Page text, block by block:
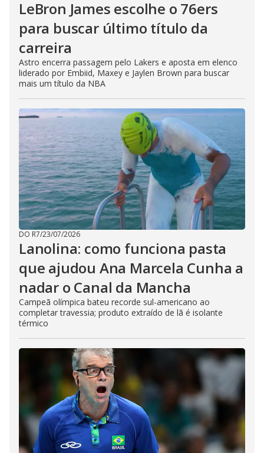
LeBron James escolhe o 76ers
para buscar último título da
carreira
Astro encerra passagem pelo Lakers e aposta em elenco
liderado por Embiid, Maxey e Jaylen Brown para buscar
mais um título da NBA
DO R7/23/07/2026
Lanolina: como funciona pasta
que ajudou Ana Marcela Cunha a
nadar o Canal da Mancha
Campeã olímpica bateu recorde sul-americano ao
completar travessia; produto extraído de lã é isolante
térmico